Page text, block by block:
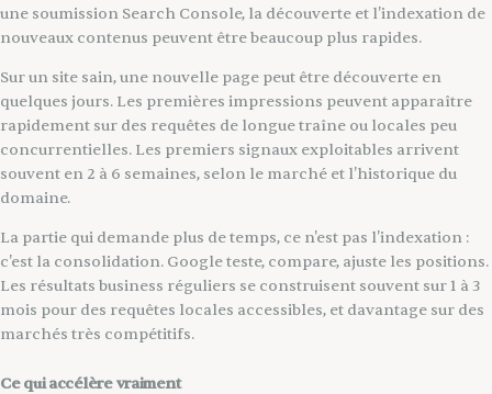
une soumission Search Console, la découverte et l'indexation de
nouveaux contenus peuvent être beaucoup plus rapides.
Sur un site sain, une nouvelle page peut être découverte en
quelques jours. Les premières impressions peuvent apparaître
rapidement sur des requêtes de longue traîne ou locales peu
concurrentielles. Les premiers signaux exploitables arrivent
souvent en 2 à 6 semaines, selon le marché et l'historique du
domaine.
La partie qui demande plus de temps, ce n'est pas l'indexation :
c'est la consolidation. Google teste, compare, ajuste les positions.
Les résultats business réguliers se construisent souvent sur 1 à 3
mois pour des requêtes locales accessibles, et davantage sur des
marchés très compétitifs.
Ce qui accélère vraiment